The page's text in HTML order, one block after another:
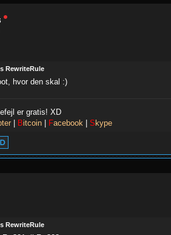
RewriteRule
hvor den skal :)
er gratis! XD
| Bitcoin| Facebook| S kype
RewriteRule